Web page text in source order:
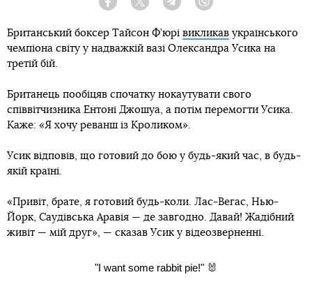
Facebook Twitter Telegram
Британський боксер Тайсон Ф’юрі викликав українського
чемпіона світу у надважкій вазі Олександра Усика на
третій бій.
Британець пообіцяв спочатку нокаутувати свого
співвітчизника Ентоні Джошуа, а потім перемогти Усика.
Каже: «Я хочу реванш із Кроликом».
Усик відповів, що готовий до бою у будь-який час, в будь-
якій країні.
«Привіт, брате, я готовий будь-коли. Лас-Вегас, Нью-
Йорк, Саудівська Аравія — де завгодно. Давай! Жадібний
живіт — мій друг», — сказав Усик у відеозверненні.
"I want some rabbit pie!" 🐰